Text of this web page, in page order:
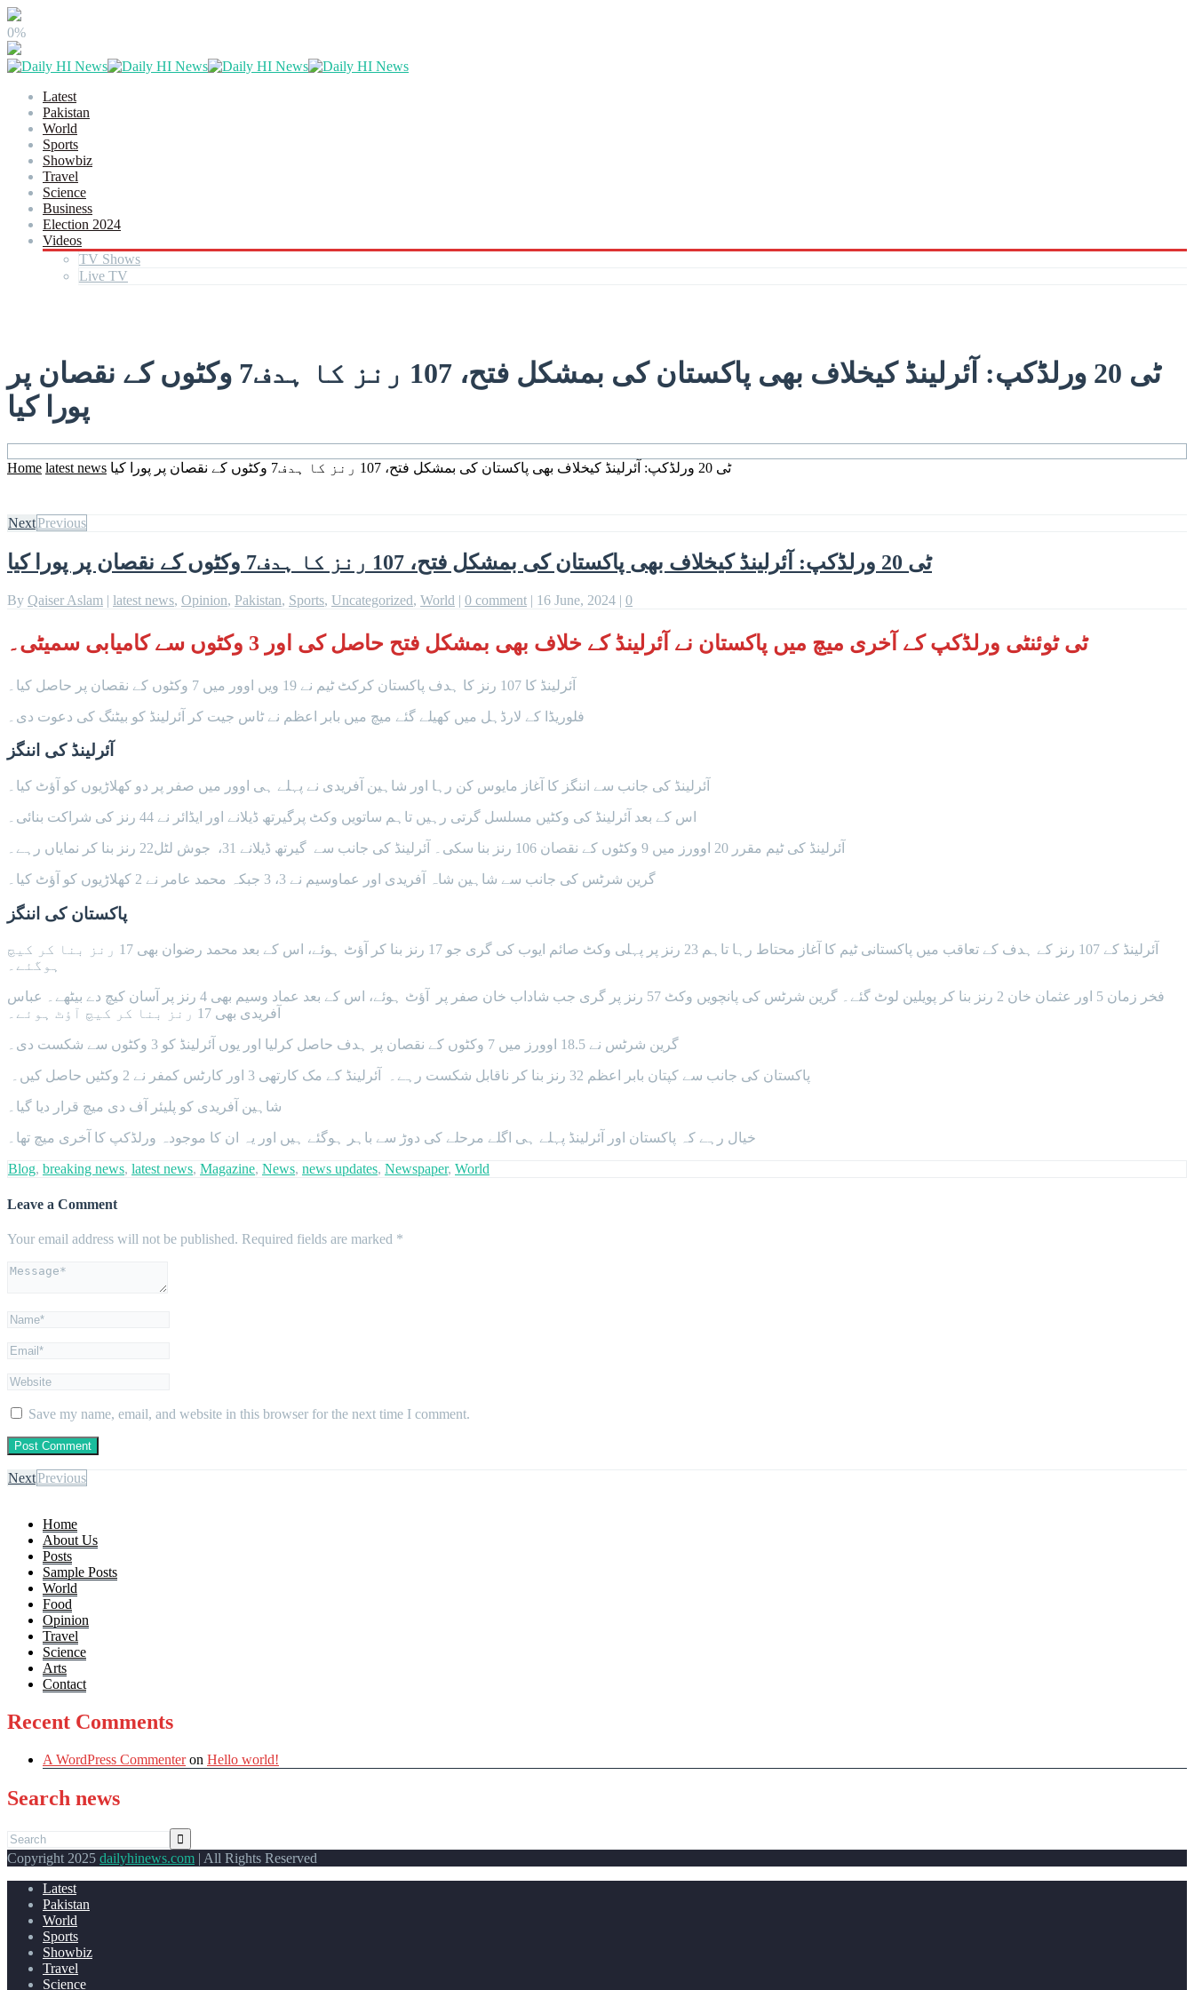
0%
Latest
Pakistan
World
Sports
Showbiz
Travel
Science
Business
Election 2024
Videos
TV Shows
Live TV
ٹی 20 ورلڈکپ: آئرلینڈ کیخلاف بھی پاکستان کی بمشکل فتح، 107 رنز کا ہدف7 وکٹوں کے نقصان پر
پورا کیا
Home latest news ٹی 20 ورلڈکپ: آئرلینڈ کیخلاف بھی پاکستان کی بمشکل فتح، 107 رنز کا ہدف7 وکٹوں کے نقصان پر پورا کیا
NextPrevious
ٹی 20 ورلڈکپ: آئرلینڈ کیخلاف بھی پاکستان کی بمشکل فتح، 107 رنز کا ہدف7 وکٹوں کے نقصان پر پورا کیا
By Qaiser Aslam | latest news, Opinion, Pakistan, Sports, Uncategorized, World | 0 comment | 16 June, 2024 | 0
ٹی ٹوئنٹی ورلڈکپ کے آخری میچ میں پاکستان نے آئرلینڈ کے خلاف بھی بمشکل فتح حاصل کی اور 3 وکٹوں سے کامیابی سمیٹی۔
آئرلینڈ کا 107 رنز کا ہدف پاکستان کرکٹ ٹیم نے 19 ویں اوور میں 7 وکٹوں کے نقصان پر حاصل کیا۔
فلوریڈا کے لارڈہل میں کھیلے گئے میچ میں بابر اعظم نے ٹاس جیت کر آئرلینڈ کو بیٹنگ کی دعوت دی۔
آئرلینڈ کی اننگز
آئرلینڈ کی جانب سے اننگز کا آغاز مایوس کن رہا اور شاہین آفریدی نے پہلے ہی اوور میں صفر پر دو کھلاڑیوں کو آؤٹ کیا۔
آئرلینڈ کی ٹیم مقرر 20 اوورز میں 9 وکٹوں کے نقصان 106 رنز بنا سکی۔ آئرلینڈ کی جانب سے گیرتھ ڈیلانے 31، جوش لٹل22 رنز بنا کر نمایاں رہے۔
گرین شرٹس کی جانب سے شاہین شاہ آفریدی اور عماوسیم نے 3، 3 جبکہ محمد عامر نے 2 کھلاڑیوں کو آؤٹ کیا۔
پاکستان کی اننگز
آئرلینڈ کے 107 رنز کے ہدف کے تعاقب میں پاکستانی ٹیم کا آغاز محتاط رہا تاہم 23 رنز پر پہلی وکٹ صائم ایوب کی گری جو 17 رنز بنا کر آؤٹ ہوئے، اس کے بعد محمد رضوان بھی 17 رنز بنا کر کیچ
ہوگئے۔
فخر زمان 5 اور عثمان خان 2 رنز بنا کر پویلین لوٹ گئے۔ گرین شرٹس کی پانچویں وکٹ 57 رنز پر گری جب شاداب خان صفر پر آؤٹ ہوئے، اس کے بعد عماد وسیم بھی 4 رنز پر آسان کیچ دے بیٹھے۔ عباس
آفریدی بھی 17 رنز بنا کر کیچ آؤٹ ہوئے۔
گرین شرٹس نے 18.5 اوورز میں 7 وکٹوں کے نقصان پر ہدف حاصل کرلیا اور یوں آئرلینڈ کو 3 وکٹوں سے شکست دی۔
پاکستان کی جانب سے کپتان بابر اعظم 32 رنز بنا کر ناقابل شکست رہے۔ آئرلینڈ کے مک کارتھی 3 اور کارٹس کمفر نے 2 وکٹیں حاصل کیں۔
شاہین آفریدی کو پلیئر آف دی میچ قرار دیا گیا۔
خیال رہے کہ پاکستان اور آئرلینڈ پہلے ہی اگلے مرحلے کی دوڑ سے باہر ہوگئے ہیں اور یہ ان کا موجودہ ورلڈکپ کا آخری میچ تھا۔
Blog, breaking news, latest news, Magazine, News, news updates, Newspaper, World
Leave a Comment
Your email address will not be published. Required fields are marked *
Save my name, email, and website in this browser for the next time I comment.
NextPrevious
Home
About Us
Posts
Sample Posts
World
Food
Opinion
Travel
Science
Arts
Contact
Recent Comments
A WordPress Commenteron Hello world!
Search news
Copyright 2025 dailyhinews.com | All Rights Reserved
Latest
Pakistan
World
Sports
Showbiz
Travel
Science